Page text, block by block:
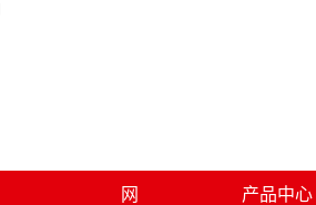
网
凯发旗舰厅官网的 产品中心
薯土豆类淀粉